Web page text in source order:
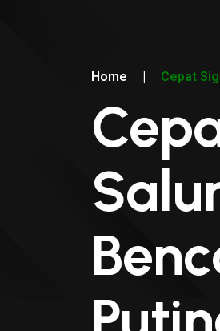
Home | Cepat